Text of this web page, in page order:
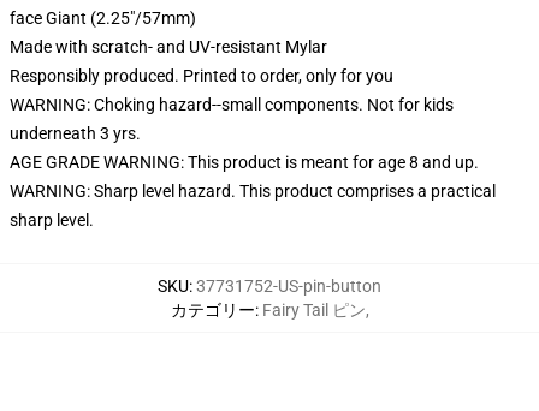
face Giant (2.25"/57mm)
Made with scratch- and UV-resistant Mylar
Responsibly produced. Printed to order, only for you
WARNING: Choking hazard--small components. Not for kids
underneath 3 yrs.
AGE GRADE WARNING: This product is meant for age 8 and up.
WARNING: Sharp level hazard. This product comprises a practical
sharp level.
SKU:37731752-US-pin-button
カテゴリー: Fairy Tail ピン,